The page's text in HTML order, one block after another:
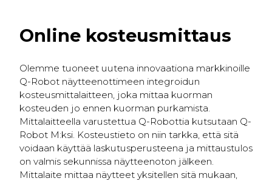
Online kosteusmittaus
Olemme tuoneet uutena innovaationa markkinoille
Q-Robot näytteenottimeen integroidun
kosteusmittalaitteen, joka mittaa kuorman
kosteuden jo ennen kuorman purkamista.
Mittalaitteella varustettua Q-Robottia kutsutaan Q-
Robot M:ksi. Kosteustieto on niin tarkka, että sitä
voidaan käyttää laskutusperusteena ja mittaustulos
on valmis sekunnissa näytteenoton jälkeen.
Mittalaite mittaa näytteet yksitellen sitä mukaan,